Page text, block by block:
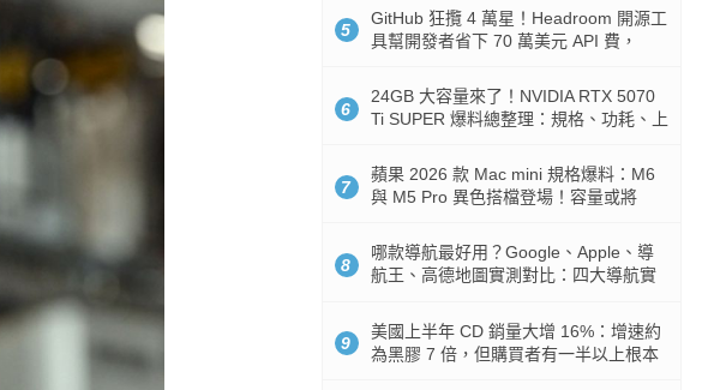
5
GitHub 狂攬 4 萬星！Headroom 開源工
具幫開發者省下 70 萬美元 API 費，
6
24GB 大容量來了！NVIDIA RTX 5070
Ti SUPER 爆料總整理：規格、功耗、上
7
蘋果 2026 款 Mac mini 規格爆料：M6
與 M5 Pro 異色搭檔登場！容量或將
8
哪款導航最好用？Google、Apple、導
航王、高德地圖實測對比：四大導航實
9
美國上半年 CD 銷量大增 16%：增速約
為黑膠 7 倍，但購買者有一半以上根本